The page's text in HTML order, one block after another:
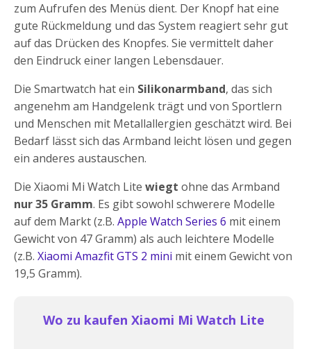
zum Aufrufen des Menüs dient. Der Knopf hat eine
gute Rückmeldung und das System reagiert sehr gut
auf das Drücken des Knopfes. Sie vermittelt daher
den Eindruck einer langen Lebensdauer.
Die Smartwatch hat ein Silikonarmband, das sich
angenehm am Handgelenk trägt und von Sportlern
und Menschen mit Metallallergien geschätzt wird. Bei
Bedarf lässt sich das Armband leicht lösen und gegen
ein anderes austauschen.
Die Xiaomi Mi Watch Lite wiegt ohne das Armband
nur 35 Gramm. Es gibt sowohl schwerere Modelle
auf dem Markt (z.B. Apple Watch Series 6 mit einem
Gewicht von 47 Gramm) als auch leichtere Modelle
(z.B. Xiaomi Amazfit GTS 2 mini mit einem Gewicht von
19,5 Gramm).
Wo zu kaufen Xiaomi Mi Watch Lite